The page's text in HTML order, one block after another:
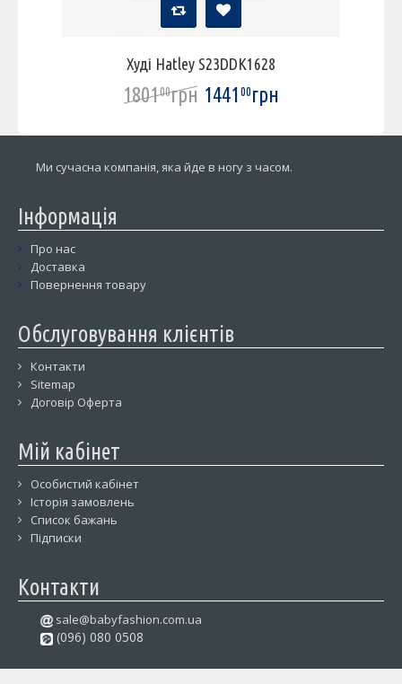
Худі Hatley S23DDK1628
180100грн 144100грн
Ми сучасна компанія, яка йде в ногу з часом.
Інформація
Про нас
Доставка
Повернення товару
Обслуговування клієнтів
Контакти
Sitemap
Договір Оферта
Мій кабінет
Особистий кабінет
Історія замовлень
Список бажань
Підписки
Контакти
sale@babyfashion.com.ua
(096) 080 0508